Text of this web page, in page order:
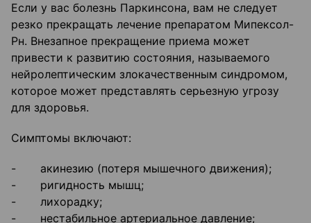
Если у вас болезнь Паркинсона, вам не следует
резко прекращать лечение препаратом Мипексол-
Рн. Внезапное прекращение приема может
привести к развитию состояния, называемого
нейролептическим злокачественным синдромом,
которое может представлять серьезную угрозу
для здоровья.
Симптомы включают:
- акинезию (потеря мышечного движения);
- ригидность мышц;
- лихорадку;
- нестабильное артериальное давление;